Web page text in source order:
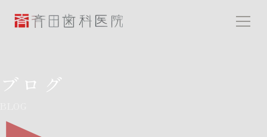
斉田歯科医院
ブログ